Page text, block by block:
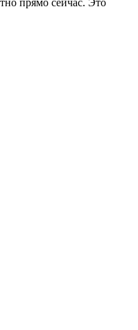
прямо сейчас. Это